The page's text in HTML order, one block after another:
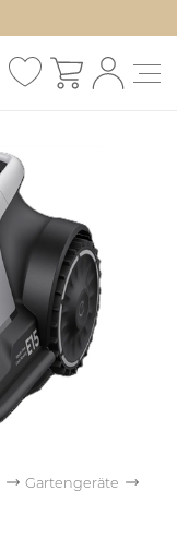
Gartengeräte